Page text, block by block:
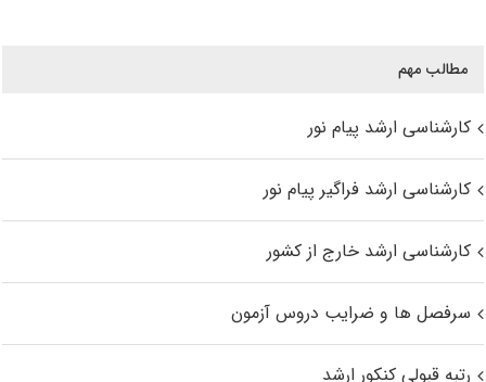
مطالب مهم
کارشناسی ارشد پیام نور
کارشناسی ارشد فراگیر پیام نور
کارشناسی ارشد خارج از کشور
سرفصل ها و ضرایب دروس آزمون
رتبه قبولی کنکور ارشد